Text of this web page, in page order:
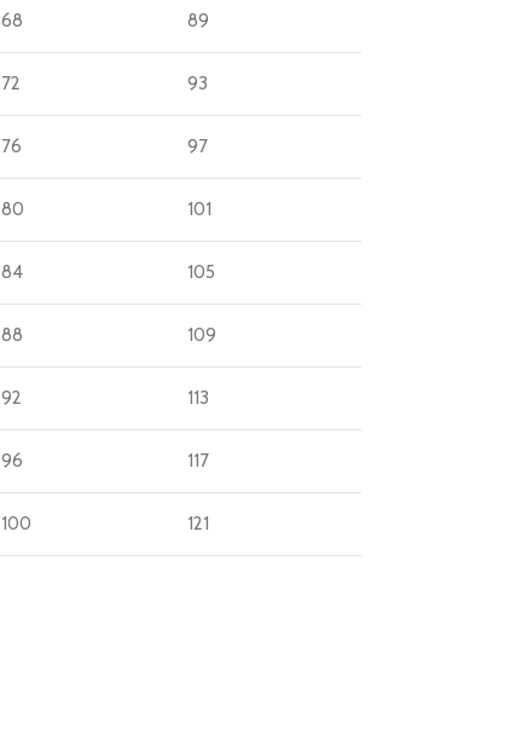
68 89
72 93
76 97
80 101
84 105
88 109
92 113
96 117
100 121